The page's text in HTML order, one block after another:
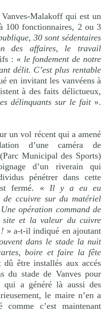
Malakoff qui est un
100 fonctionnaires, 2 ou 3
30 sont sédentaires
des affaires, le travail
: « le fondement de notre
délit. C’est plus rentable
en invitant les vanvéens à
à des faits délictueux,
délinquants sur le fait ».
un vol récent qui a amené
d’une caméra de
Municipal des Sports)
d’un riverain qui
pénétrer dans cette
fermé. « Il y a eu eu
ccuivre sur du matériel
opération command de
site et la valeur du cuivre
» a-t-il indiqué en ajoutant
dans le stade la nuit
boire et faire la fête
être installés aux accés
du stade de Vanves pour
a généré là aussi des
le maire n’en a
c’est maintenant